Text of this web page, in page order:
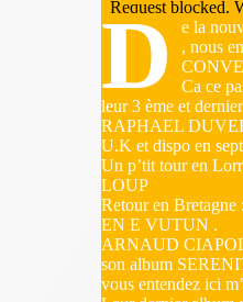
D
e la
, nous
Ca ce
leur 3 ème et
RAPHAEL
U.K et dispo en
Un p’tit tour en
LOUP
Retour en
EN E VUTUN .
ARNAUD
son album
vous entendez ici